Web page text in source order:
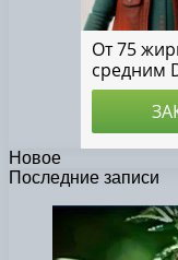
Новое
Последние записи